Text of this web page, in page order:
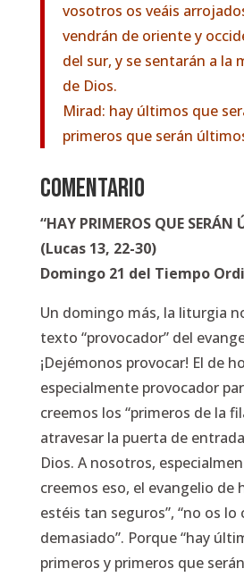
vosotros os veáis
vendrán de oriente y
del sur, y se sentarán a la
de Dios.
Mirad: hay últimos que
primeros que serán
COMENTARIO
“HAY PRIMEROS QUE SERÁN
(Lucas 13, 22-30)
Domingo 21 del Tiempo
Un domingo más, la liturgia
texto “provocador” del
¡Dejémonos provocar! El de
especialmente provocador
creemos los “primeros de la
atravesar la puerta de
Dios. A nosotros,
creemos eso, el evangelio de
estéis tan seguros”, “no os lo
demasiado”. Porque“hay
primeros y primeros que